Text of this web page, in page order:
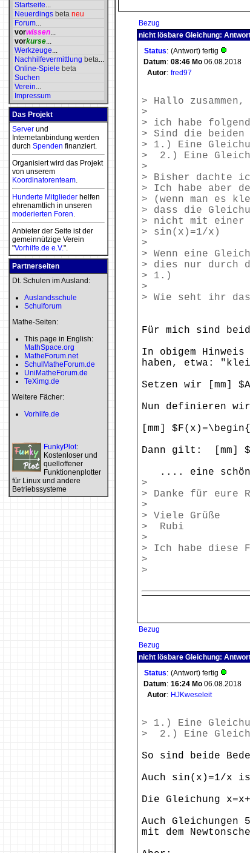
Startseite...
Neuerdings beta neu
Forum...
vorwissen...
vorkurse...
Werkzeuge...
Nachhilfevermittlung beta...
Online-Spiele beta
Suchen
Verein...
Impressum
Das Projekt
Server und
Internetanbindung werden
durch Spenden finanziert.
Organisiert wird das Projekt
von unserem
Koordinatorenteam.
Hunderte Mitglieder helfen
ehrenamtlich in unseren
moderierten Foren.
Anbieter der Seite ist der
gemeinnützige Verein
"Vorhilfe.de e.V.".
Partnerseiten
Dt. Schulen im Ausland:
Auslandsschule
Schulforum
Mathe-Seiten:
This page in English:
MathSpace.org
MatheForum.net
SchulMatheForum.de
UniMatheForum.de
TeXimg.de
Weitere Fächer:
Vorhilfe.de
FunkyPlot:
Kostenloser und
quelloffener
Funktionenplotter
für Linux und andere
Betriebssysteme
Bezug
nicht lösbare Gleichung:
Status: (Antwort) fertig
Datum: 08:46 Mo 06.08.2018
Autor: fred97
> Hallo zusammen,
>
> ich habe
> Sind die beiden
> 1.) Eine
> 2.) Eine
>
> Bisher dachte
> Ich habe aber
> (wenn man es
> dass die
> nicht mit einer
> sin(x)=1/x)
>
> Wenn eine
> dies nur durch
> 1.)
>
> Wie seht ihr
Für mich sind
In obigem
haben, etwa:
Setzen wir [mm]
Nun definieren
[mm]
Dann gilt: [mm]
.... eine
>
> Danke für eure
>
> Viele Grüße
> Rubi
>
> Ich habe diese
>
>
Bezug
Bezug
nicht lösbare Gleichung:
Status: (Antwort) fertig
Datum: 16:24 Mo 06.08.2018
Autor: HJKweseleit
> 1.) Eine
> 2.) Eine
So sind beide
Auch sin(x)=1/x
Die Gleichung
Auch
mit dem